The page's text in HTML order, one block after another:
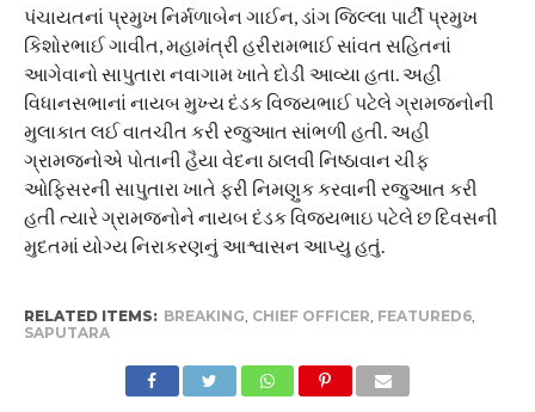
પંચાયતનાં પ્રમુખ નિર્મળાબેન ગાઈન, ડાંગ જિલ્લા પાર્ટી પ્રમુખ
કિશોરભાઈ ગાવીત, મહામંત્રી હરીરામભાઈ સાંવત સહિતનાં
આગેવાનો સાપુતારા નવાગામ ખાતે દોડી આવ્યા હતા. અહી
વિધાનસભાનાં નાયબ મુખ્ય દંડક વિજયભાઈ પટેલે ગ્રામજનોની
મુલાકાત લઈ વાતચીત કરી રજુઆત સાંભળી હતી. અહી
ગ્રામજનોએ પોતાની હૈયા વેદના ઠાલવી નિષ્ઠાવાન ચીફ
ઓફિસરની સાપુતારા ખાતે ફરી નિમણુક કરવાની રજુઆત કરી
હતી ત્યારે ગ્રામજનોને નાયબ દંડક વિજયભાઇ પટેલે છ દિવસની
મુદતમાં યોગ્ય નિરાકરણનું આશ્વાસન આપ્યુ હતું.
RELATED ITEMS: BREAKING CHIEF OFFICER FEATURED6,
SAPUTARA